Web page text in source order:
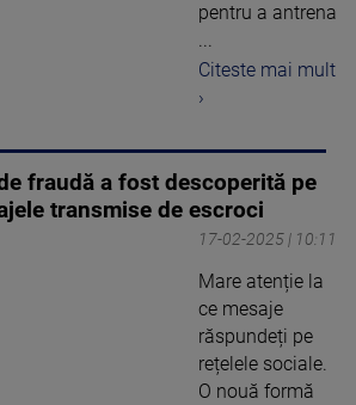
pentru a antrena
...
Citeste mai mult
›
fraudă a fost descoperită pe
transmise de escroci
17-02-2025 | 10:11
Mare atenție la
ce mesaje
răspundeți pe
rețelele sociale.
O nouă formă